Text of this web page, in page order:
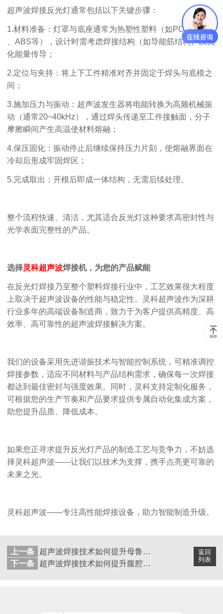
超声波焊接反光灯通常包括以下关键步骤：
1.材料准备： 灯罩与底座通常为热塑性塑料（如PC、PMMA
ABS等），设计时需考虑焊接结构（如导能筋结构）以优
化能量传导；
2.定位与夹持： 将上下工件精准对齐并固定于焊头与底模之
间；
3.施加压力与振动： 超声波发生器将电能转换为高频机械振
动（通常20~40kHz），通过焊头传递至工件接触面，分子
摩擦瞬间产生高温使材料熔融；
4.保压固化： 振动停止后继续保持压力片刻，使熔融界面在
冷却后形成牢固焊区；
5.完成取出： 开模后即成一体结构，无需后续处理。
整个流程快速、清洁，尤其适合反光灯这种要求高密封性与
光学表面完整性的产品。
选择灵科超声波焊接机，为您的产品赋能
在反光灯焊接乃至整个塑料焊接行业中，工艺效果很大程度
上取决于超声波设备的性能与稳定性。灵科超声波作为深耕
行业多年的高端设备制造商，致力于为客户提供高精度、高
效率、高可靠性的超声波焊接解决方案。
我们的设备采用先进谐振技术与智能控制系统，可精准调控
焊接参数，适应不同材料与产品结构需求，确保每一次焊接
都达到最佳密封与强度效果。同时，灵科支持定制化服务，
可根据您的生产节奏和产品要求提供专属自动化集成方案，
助您提升品质、降低成本。
如果您正寻求提升反光灯产品的制造工艺与竞争力，不妨选
择灵科超声波——让我们以技术为支撑，携手点亮更可靠的
未来之光。
灵科超声波——专注高性能焊接设备，助力智能制造升级。
返回
列表
上一条
超声波焊接技术如何提升母鲁尔连接器的性能与可靠性？
下一条
超声波焊接技术如何提升腹腔镜管医疗焊接水平？